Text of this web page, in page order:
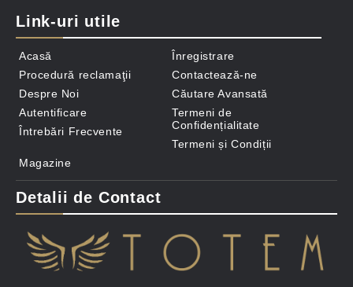
Link-uri utile
Acasă
Procedură reclamaţii
Despre Noi
Autentificare
Întrebări Frecvente
Înregistrare
Contactează-ne
Căutare Avansată
Termeni de
Confidențialitate
Termeni și Condiții
Magazine
Detalii de Contact